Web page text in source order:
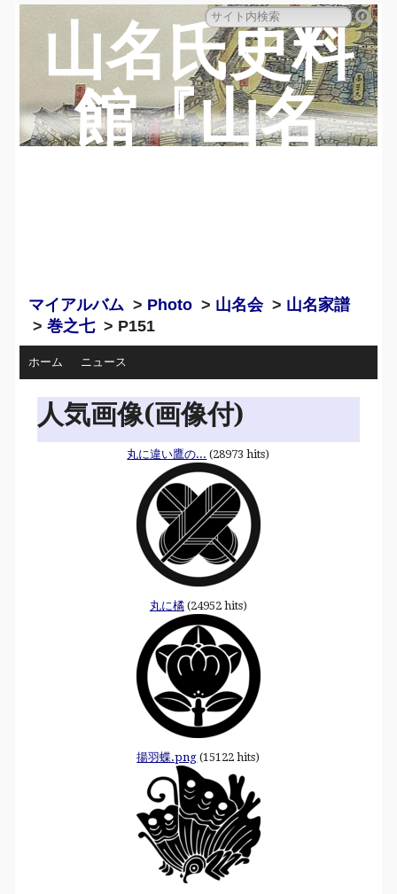
山名氏史料
館『山名
マイアルバム > Photo > 山名会> 山名家譜
>巻之七> P151
ホーム ニュース
人気画像(画像付)
丸に違い鷹の... (28973 hits)
丸に橘(24952 hits)
揚羽蝶.png (15122 hits)